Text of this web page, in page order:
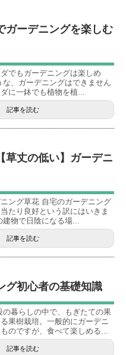
ガーデニングを楽しむ
でもガーデニングは楽しめ
、ガーデニングはできません
に一鉢でも植物を植...
記事を読む
草丈の低い】ガーデニ
ング草花 自宅のガーデニング
たり良好という訳にはいきま
物で日陰になる場...
記事を読む
グ初心者の基礎知識
暮らしの中で、もぎたての果
果樹栽培。一般的にガーデニ
のですが、食べて楽しめる...
記事を読む